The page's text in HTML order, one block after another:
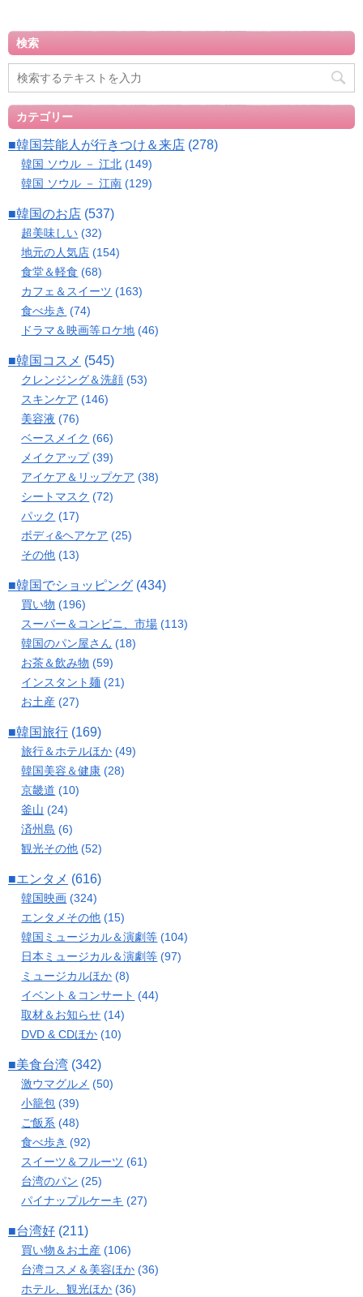
検索
カテゴリー
■韓国芸能人が行きつけ＆来店 (278)
韓国 ソウル － 江北 (149)
韓国 ソウル － 江南 (129)
■韓国のお店 (537)
超美味しい (32)
地元の人気店 (154)
食堂＆軽食 (68)
カフェ＆スイーツ (163)
食べ歩き (74)
ドラマ＆映画等ロケ地 (46)
■韓国コスメ (545)
クレンジング＆洗顔 (53)
スキンケア (146)
美容液 (76)
ベースメイク (66)
メイクアップ(39)
アイケア＆リップケア (38)
シートマスク (72)
パック (17)
ボディ&ヘアケア (25)
その他 (13)
■韓国でショッピング (434)
買い物 (196)
スーパー＆コンビニ、市場 (113)
韓国のパン屋さん (18)
お茶＆飲み物 (59)
インスタント麺 (21)
お土産 (27)
■韓国旅行 (169)
旅行＆ホテルほか (49)
韓国美容＆健康 (28)
京畿道 (10)
釜山 (24)
済州島 (6)
観光その他 (52)
■エンタメ (616)
韓国映画 (324)
エンタメその他 (15)
韓国ミュージカル＆演劇等 (104)
日本ミュージカル＆演劇等 (97)
ミュージカルほか (8)
イベント＆コンサート (44)
取材＆お知らせ (14)
DVD & CDほか (10)
■美食台湾 (342)
激ウマグルメ (50)
小籠包 (39)
ご飯系 (48)
食べ歩き (92)
スイーツ＆フルーツ (61)
台湾のパン (25)
パイナップルケーキ (27)
■台湾好 (211)
買い物＆お土産 (106)
台湾コスメ＆美容ほか (36)
ホテル、観光ほか (36)